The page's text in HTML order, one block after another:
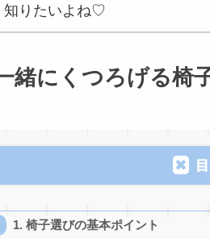
知りたいよね♡
緒にくつろげる椅
1. 椅子選びの基本ポイント